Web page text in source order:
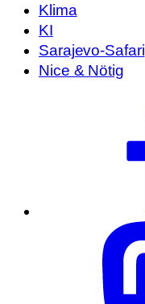
Klima
KI
Sarajevo-Safari
Nice & Nötig